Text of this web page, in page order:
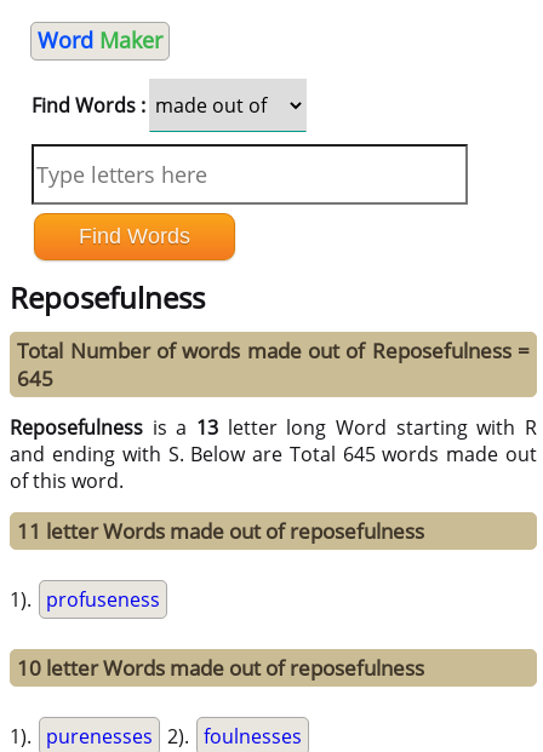
Word Maker
Find Words :
Reposefulness
Total Number of words made out of Reposefulness =
645
Reposefulness is a 13 letter long Word starting with R
and ending with S. Below are Total 645 words made out
of this word.
11 letter Words made out of reposefulness
1). profuseness
10 letter Words made out of reposefulness
1). purenesses 2). foulnesses